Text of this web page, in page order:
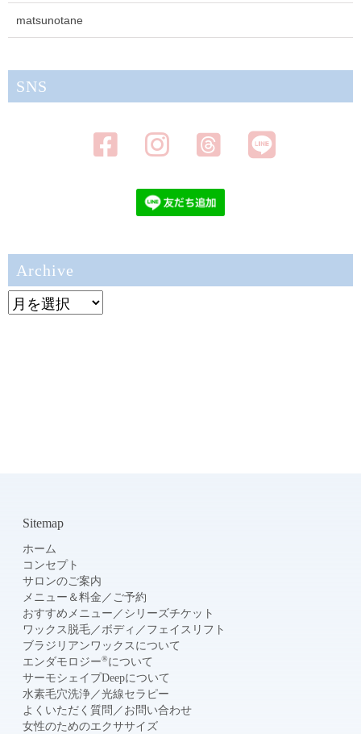
matsunotane
SNS
Archive
Archive
Sitemap
ホーム
コンセプト
サロンのご案内
メニュー＆料金 ／ ご予約
おすすめメニュー ／ シリーズチケット
ワックス脱毛／ボディ ／ フェイスリフト
ブラジリアンワックスについて
エンダモロジー®について
サーモシェイプDeepについて
水素毛穴洗浄／光線セラピー
よくいただく質問 ／ お問い合わせ
女性のためのエクササイズ